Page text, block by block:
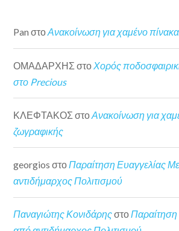
Pan στοΑνακοίνωση για χαμένο
ΟΜΑΔΑΡΧΗΣ στο Χορός
στο Precious
ΚΛΕΦΤΑΚΟΣ στοΑνακοίνωση για
ζωγραφικής
georgios στοΠαραίτηση Ευαγγελίας
αντιδήμαρχος Πολιτισμού
Παναγιώτης Κονιδάρηςστο